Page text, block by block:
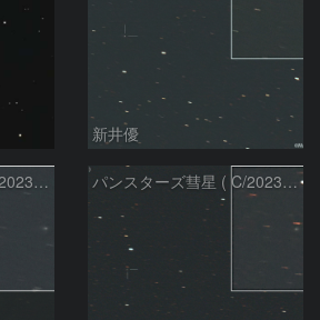
新井優
パンスターズ彗星 ( C/2023R1 ) ：2026/07/08 パンスターズ彗星 ( C/2023R1 ) ：2026/05/20